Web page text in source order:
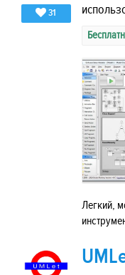
31
Легкий,